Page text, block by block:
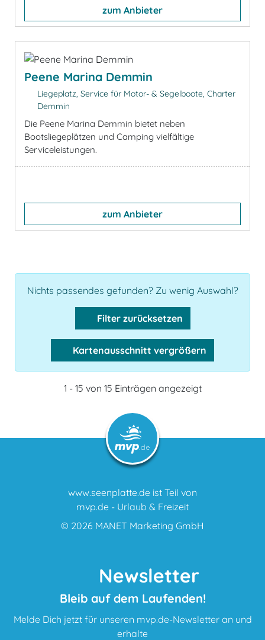
zum Anbieter
Peene Marina Demmin
Liegeplatz, Service für Motor- & Segelboote, Charter
Demmin
Die Peene Marina Demmin bietet neben
Bootsliegeplätzen und Camping vielfältige
Serviceleistungen.
zum Anbieter
Nichts passendes gefunden? Zu wenig Auswahl?
Filter zurücksetzen
Kartenausschnitt vergrößern
1 - 15 von 15 Einträgen angezeigt
www.seenplatte.de ist Teil von
mvp.de - Urlaub & Freizeit
© 2026 MANET Marketing GmbH
Newsletter
Bleib auf dem Laufenden!
Melde Dich jetzt für unseren mvp.de-Newsletter an und
erhalte